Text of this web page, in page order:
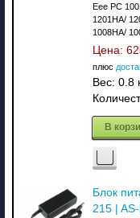
Eee PC
1201HA/
1008HA/
Цена:
плюс
Вес: 0.8
В
Блок
215 |